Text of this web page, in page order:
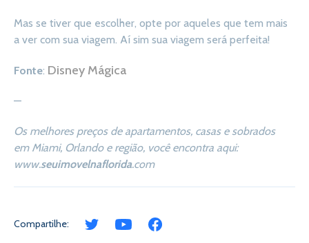
Mas se tiver que escolher, opte por aqueles que tem mais
a ver com sua viagem. Aí sim sua viagem será perfeita!
Fonte: Disney Mágica
—
Os melhores preços de apartamentos, casas e sobrados
em Miami, Orlando e região, você encontra aqui:
www.seuimovelnaflorida.com
Compartilhe: